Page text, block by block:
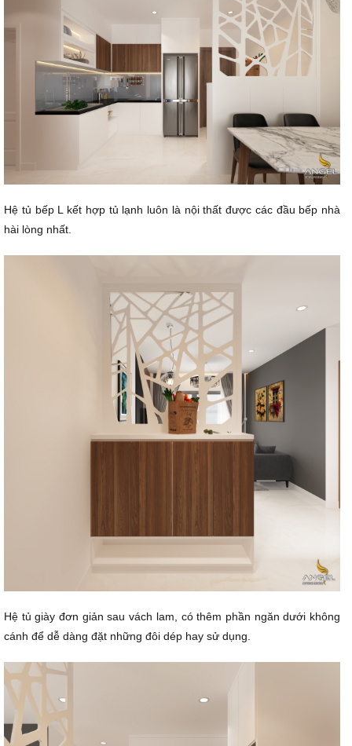
Hệ tủ bếp L kết hợp tủ lạnh luôn là nội thất được các đầu bếp nhà
hài lòng nhất.
Hệ tủ giày đơn giản sau vách lam, có thêm phần ngăn dưới không
cánh để dễ dàng đặt những đôi dép hay sử dụng.